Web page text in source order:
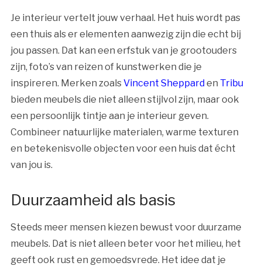
Je interieur vertelt jouw verhaal. Het huis wordt pas
een thuis als er elementen aanwezig zijn die echt bij
jou passen. Dat kan een erfstuk van je grootouders
zijn, foto’s van reizen of kunstwerken die je
inspireren. Merken zoalsVincent Shepparden Tribu
bieden meubels die niet alleen stijlvol zijn, maar ook
een persoonlijk tintje aan je interieur geven.
Combineer natuurlijke materialen, warme texturen
en betekenisvolle objecten voor een huis dat écht
van jou is.
Duurzaamheid als basis
Steeds meer mensen kiezen bewust voor duurzame
meubels. Dat is niet alleen beter voor het milieu, het
geeft ook rust en gemoedsvrede. Het idee dat je